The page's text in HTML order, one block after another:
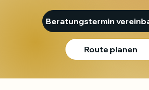
Beratungstermin
Route planen